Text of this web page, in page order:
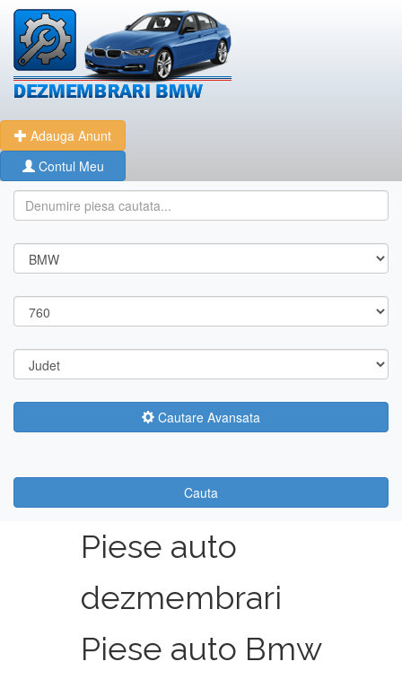
Adauga Anunt
Contul Meu
Cautare Avansata
Cauta
Piese auto
dezmembrari
Piese auto Bmw